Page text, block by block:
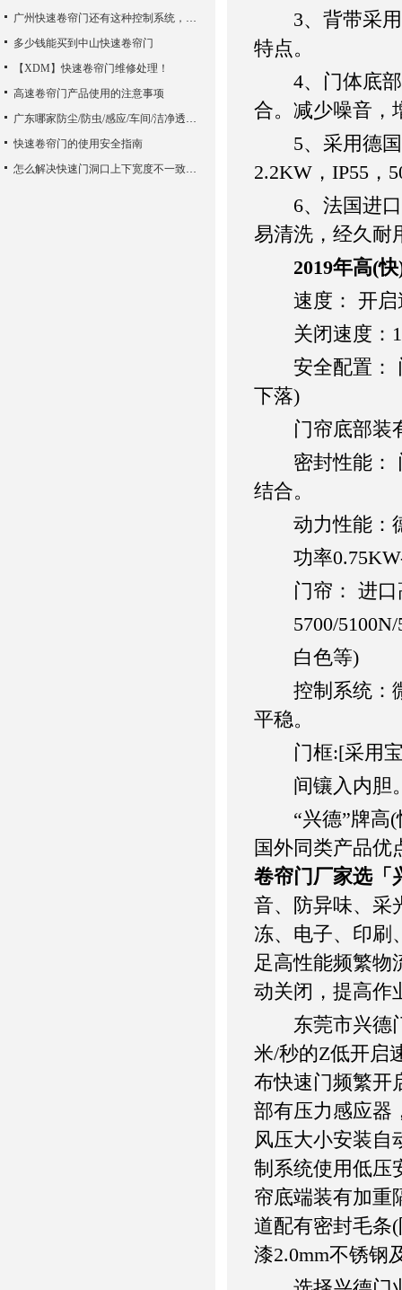
3、背带采用
特点。
4、门体底部
合。减少噪音，
5、采用德国
2.2KW，IP55，
6、法国进口
易清洗，经久耐
2019年高(
速度： 开启速
关闭速度：
安全配置：
下落)
门帘底部装有
密封性能： 门
结合。
动力性能：德
功率0.75KW-
门帘： 进口高
5700/5100N/
白色等)
控制系统：微
平稳。
门框:[采用宝
间镶入内胆。
“兴德”牌高(
国外同类产品优
卷帘门厂家选「
音、防异味、采
冻、电子、印刷
足高性能频繁物
动关闭，提高作
东莞市兴德门
米/秒的Z低开启
布快速门频繁开
部有压力感应器
风压大小安装自
制系统使用低压
帘底端装有加重
道配有密封毛条
漆2.0mm不锈钢
广州快速卷帘门还有这种控制系统，您知道吗？
多少钱能买到中山快速卷帘门
【XDM】快速卷帘门维修处理！
高速卷帘门产品使用的注意事项
广东哪家防尘/防虫/感应/车间/洁净透明快速门优质生产加工厂家质量好？东莞市兴德门业为您推荐
快速卷帘门的使用安全指南
怎么解决快速门洞口上下宽度不一致的问题